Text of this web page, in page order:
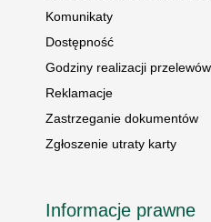
Komunikaty
Dostępność
Godziny realizacji przelewów
Reklamacje
Zastrzeganie dokumentów
Zgłoszenie utraty karty
Informacje prawne